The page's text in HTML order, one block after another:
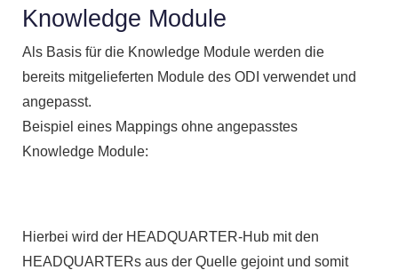
Knowledge Module
Als Basis für die Knowledge Module werden die
bereits mitgelieferten Module des ODI verwendet und
angepasst.
Beispiel eines Mappings ohne angepasstes
Knowledge Module:
Hierbei wird der HEADQUARTER-Hub mit den
HEADQUARTERs aus der Quelle gejoint und somit